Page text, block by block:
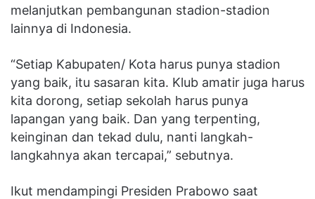
melanjutkan pembangunan stadion-stadion
lainnya di Indonesia.
“Setiap Kabupaten/ Kota harus punya stadion
yang baik, itu sasaran kita. Klub amatir juga harus
kita dorong, setiap sekolah harus punya
lapangan yang baik. Dan yang terpenting,
keinginan dan tekad dulu, nanti langkah-
langkahnya akan tercapai,” sebutnya.
Ikut mendampingi Presiden Prabowo saat